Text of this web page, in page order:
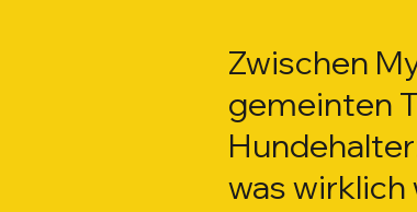
Zwischen
gemeinten
was